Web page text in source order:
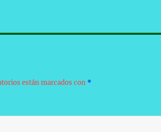
están marcados con *